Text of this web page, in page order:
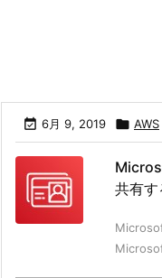
 6月 9, 2019  AWS
共有す